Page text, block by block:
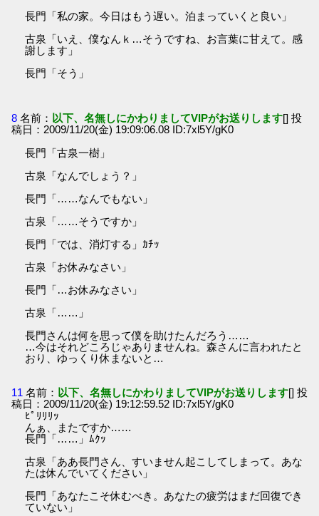
長門「私の家。今日はもう遅い。泊まっていくと良い」
古泉「いえ、僕なんｋ…そうですね、お言葉に甘えて。感
謝します」
長門「そう」
8 名前： 以下、名無しにかわりましてVIPがお送りします[] 投
稿日：2009/11/20(金) 19:09:06.08 ID:7xl5Y/gK0
長門「古泉一樹」
古泉「なんでしょう？」
長門「……なんでもない」
古泉「……そうですか」
長門「では、消灯する」ｶﾁｯ
古泉「お休みなさい」
長門「…お休みなさい」
古泉「……」
長門さんは何を思って僕を助けたんだろう……
…今はそれどころじゃありませんね。森さんに言われたと
おり、ゆっくり休まないと…
11 名前： 以下、名無しにかわりましてVIPがお送りします[] 投
稿日：2009/11/20(金) 19:12:59.52 ID:7xl5Y/gK0
ﾋﾟﾘﾘﾘｯ
んぁ、またですか……
長門「……」ﾑｸｯ
古泉「ああ長門さん、すいません起こしてしまって。あな
たは休んでいてください」
長門「あなたこそ休むべき。あなたの疲労はまだ回復でき
ていない」